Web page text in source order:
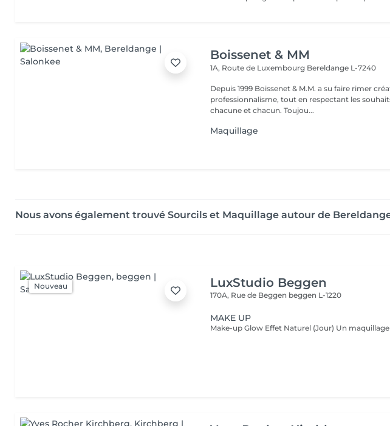
Boissenet & MM
1A, Route de Luxembourg Bereldange L-7240
Depuis 1999 Boissenet & M.M. a su faire rimer
professionnalisme, tout en respectant les
chacune et chacun. Toujou...
Maquillage
Nous avons également trouvé Sourcils et Maquillage autour de
Nouveau LuxStudio Beggen
170A, Rue de Beggen beggen L-1220
MAKE UP